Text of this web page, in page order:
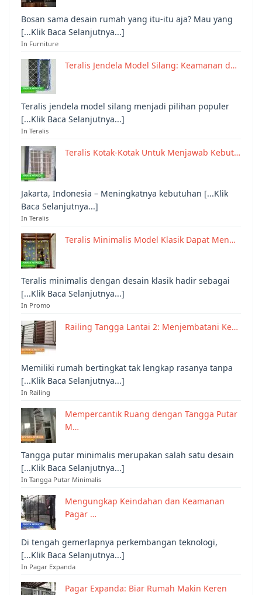
Bosan sama desain rumah yang itu-itu aja? Mau yang
[...Klik Baca Selanjutnya...]
In Furniture
Teralis Jendela Model Silang: Keamanan d…
Teralis jendela model silang menjadi pilihan populer
[...Klik Baca Selanjutnya...]
In Teralis
Teralis Kotak-Kotak Untuk Menjawab Kebut…
Jakarta, Indonesia – Meningkatnya kebutuhan [...Klik
Baca Selanjutnya...]
In Teralis
Teralis Minimalis Model Klasik Dapat Men…
Teralis minimalis dengan desain klasik hadir sebagai
[...Klik Baca Selanjutnya...]
In Promo
Railing Tangga Lantai 2: Menjembatani Ke…
Memiliki rumah bertingkat tak lengkap rasanya tanpa
[...Klik Baca Selanjutnya...]
In Railing
Mempercantik Ruang dengan Tangga Putar
M…
Tangga putar minimalis merupakan salah satu desain
[...Klik Baca Selanjutnya...]
In Tangga Putar Minimalis
Mengungkap Keindahan dan Keamanan
Pagar …
Di tengah gemerlapnya perkembangan teknologi,
[...Klik Baca Selanjutnya...]
In Pagar Expanda
Pagar Expanda: Biar Rumah Makin Keren